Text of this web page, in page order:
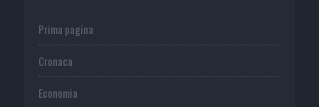
Prima pagina
Cronaca
Economia